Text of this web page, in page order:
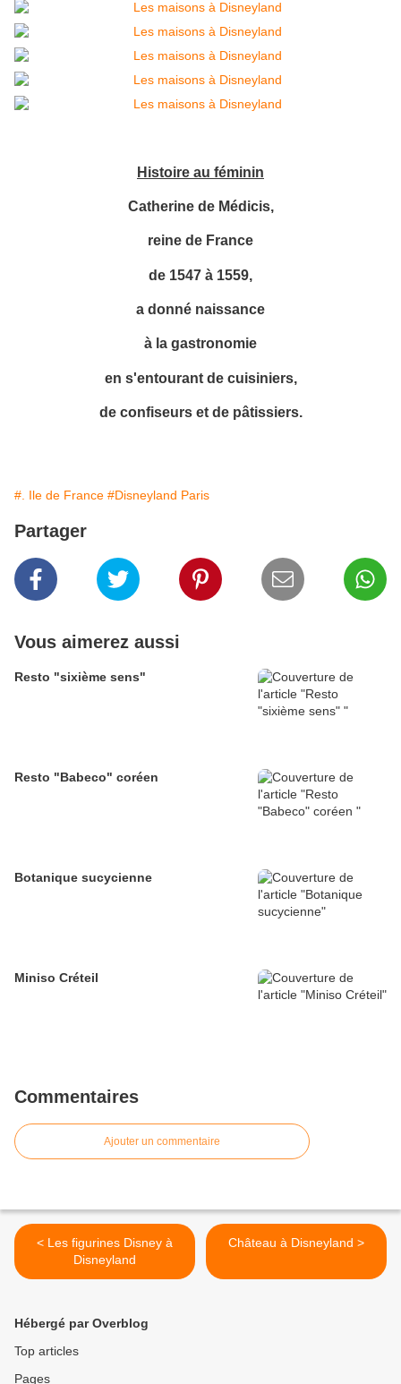
Histoire au féminin
Catherine de Médicis,
reine de France
de 1547 à 1559,
a donné naissance
à la gastronomie
en s'entourant de cuisiniers,
de confiseurs et de pâtissiers.
#. Ile de France #Disneyland Paris
Partager
Vous aimerez aussi
Resto "sixième sens"
Resto "Babeco" coréen
Botanique sucycienne
Miniso Créteil
Commentaires
Ajouter un commentaire
< Les figurines Disney à
Disneyland
Château à Disneyland >
Hébergé par Overblog
Top articles
Pages